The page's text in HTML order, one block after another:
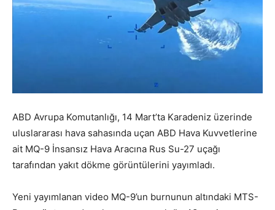
ABD Avrupa Komutanlığı, 14 Mart’ta Karadeniz üzerinde
uluslararası hava sahasında uçan ABD Hava Kuvvetlerine
ait MQ-9 İnsansız Hava Aracına Rus Su-27 uçağı
tarafından yakıt dökme görüntülerini yayımladı.
Yeni yayımlanan video MQ-9’un burnunun altındaki MTS-